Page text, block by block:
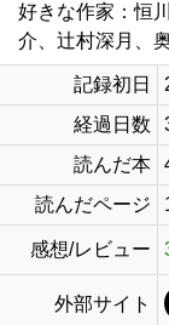
好きな作家：恒
介、辻村深月、
記録初日
経過日数
読んだ本
読んだページ
感想/レビュー
外部サイト